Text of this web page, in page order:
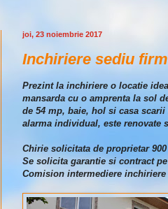
joi, 23 noiembrie 2017
Inchiriere sediu
Prezint la inchiriere o locatie
mansarda cu o amprenta la sol
de 54 mp, baie, hol si casa
alarma individual, este renovate
Chirie solicitata de proprietar
Se solicita garantie si contract
Comision intermediere